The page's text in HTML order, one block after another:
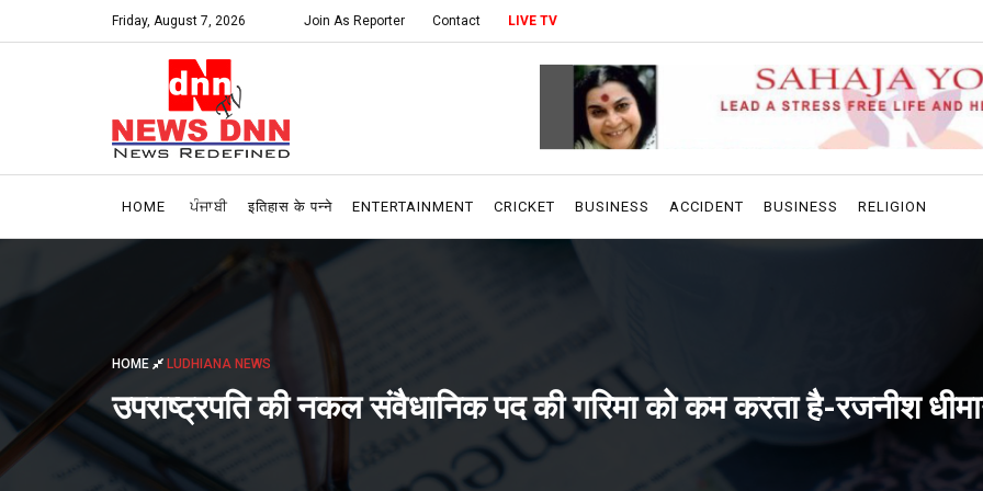
Friday, August 7, 2026 Join As Reporter Contact LIVE TV
HOME ਪੰਜਾਬੀ इतिहास के पन्ने ENTERTAINMENT CRICKET BUSINESS ACCIDENT BUSINESS RELIGION
HOME LUDHIANA NEWS
उपराष्ट्रपति की नकल संवैधानिक पद की गरिमा को कम करता है-रजनीश